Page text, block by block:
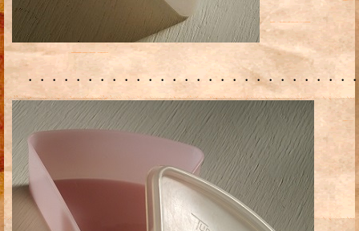
・・・・・・・・・・・・・・・・・・・・・・・・・・・